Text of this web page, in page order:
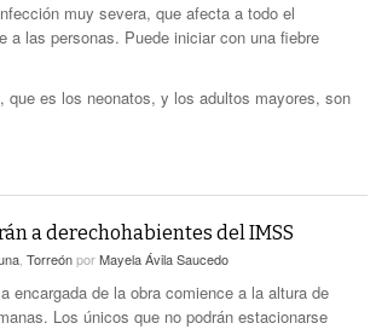
muy severa, que afecta a todo el
a las personas. Puede iniciar con una fiebre
es los neonatos, y los adultos mayores, son
a derechohabientes del IMSS
TorreónporMayela Ávila Saucedo
encargada de la obra comience a la altura de
Los únicos que no podrán estacionarse